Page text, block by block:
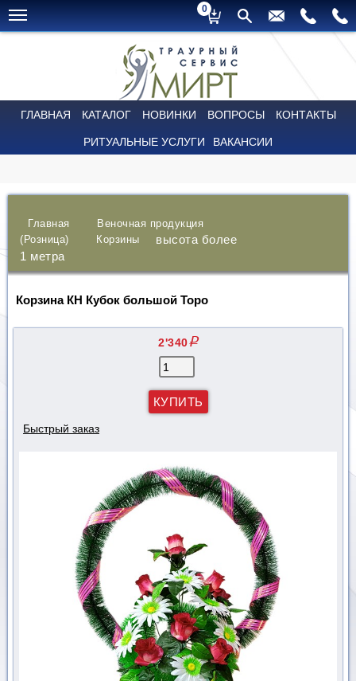
0
ГЛАВНАЯ КАТАЛОГ НОВИНКИ ВОПРОСЫ КОНТАКТЫ
РИТУАЛЬНЫЕ УСЛУГИ ВАКАНСИИ
Главная
Веночная продукция
(Розница)
Корзины
высота более
1 метра
Корзина КН Кубок большой Торо
2'340q
Быстрый заказ